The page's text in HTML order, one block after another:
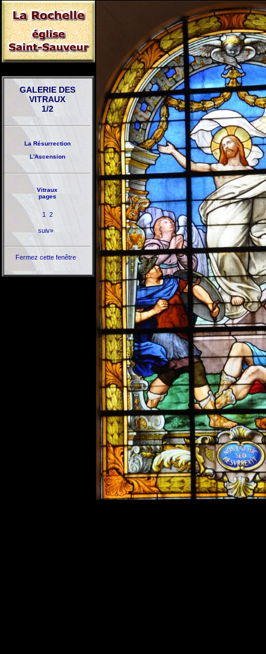
GALERIE DES
VITRAUX
1/2
La Résurrection
L'Ascension
Vitraux
pages
1 2
suiv»
Fermez cette fenêtre